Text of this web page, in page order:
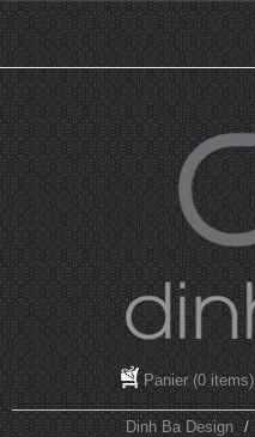
Panier (0 items)
Dinh Ba Design